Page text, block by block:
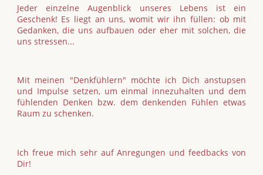
Jeder einzelne Augenblick unseres Lebens ist ein
Geschenk! Es liegt an uns, womit wir ihn füllen: ob mit
Gedanken, die uns aufbauen oder eher mit solchen, die
uns stressen...
Mit meinen "Denkfühlern" möchte ich Dich anstupsen
und Impulse setzen, um einmal innezuhalten und dem
fühlenden Denken bzw. dem denkenden Fühlen etwas
Raum zu schenken.
Ich freue mich sehr auf Anregungen und feedbacks von
Dir!